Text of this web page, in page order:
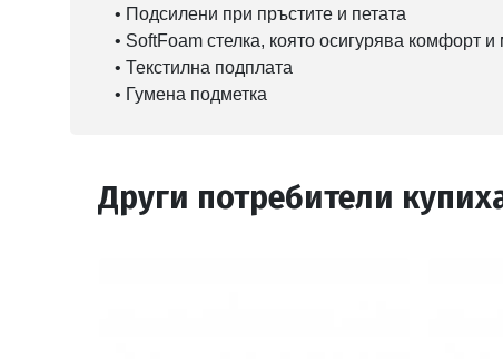
• Подсилени при пръстите и петата
• SoftFoam стелка, която осигурява комфорт и
• Текстилна подплата
• Гумена подметка
Други потребители